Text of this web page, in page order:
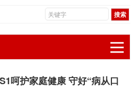
呵护家庭健康 守好“病从口